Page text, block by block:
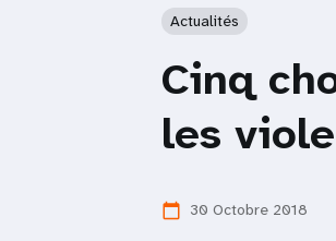
Actualités
Cinq
les
calendar_today 30 Octobre 2018